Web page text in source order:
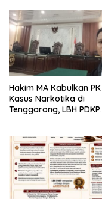
Hakim MA Kabulkan PK
Kasus Narkotika di
Tenggarong, LBH PDKP
Berkeadilan